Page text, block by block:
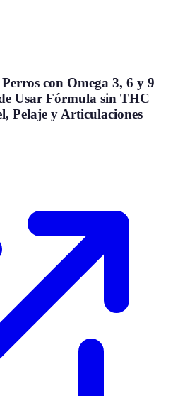
con Omega 3, 6 y 9
Usar Fórmula sin THC
Pelaje y Articulaciones